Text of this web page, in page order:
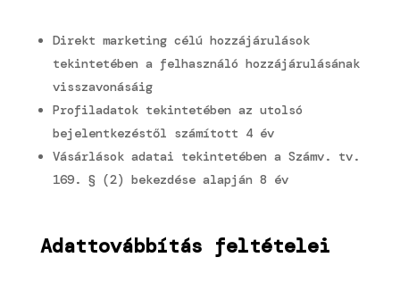
Direkt marketing célú hozzájárulások
tekintetében a felhasználó hozzájárulásának
visszavonásáig
Profiladatok tekintetében az utolsó
bejelentkezéstől számított 4 év
Vásárlások adatai tekintetében a Számv. tv.
169. § (2) bekezdése alapján 8 év
Adattovábbítás feltételei